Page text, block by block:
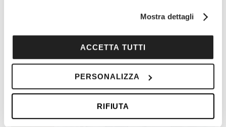
modificare o revocare il proprio consenso in qualsiasi
sull'icona di attivazione della privacy.
raccogliere informazioni sulla tua posizione
geografica, con un'approssimazione di qualche
Identificare il tuo dispositivo, scansionandolo
Mostra dettagli
ACCETTA TUTTI
PERSONALIZZA
RIFIUTA
Cocooners